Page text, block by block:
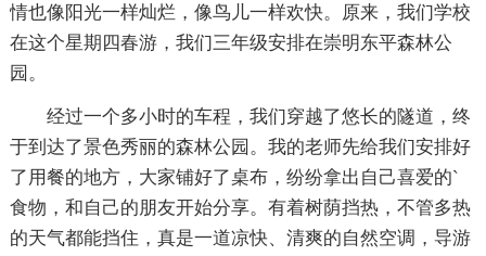
情也像阳光一样灿烂，像鸟儿一样欢快。原来，我们学校
在这个星期四春游，我们三年级安排在崇明东平森林公
园。
经过一个多小时的车程，我们穿越了悠长的隧道，终
于到达了景色秀丽的森林公园。我的老师先给我们安排好
了用餐的地方，大家铺好了桌布，纷纷拿出自己喜爱的`
食物，和自己的朋友开始分享。有着树荫挡热，不管多热
的天气都能挡住，真是一道凉快、清爽的自然空调，导游